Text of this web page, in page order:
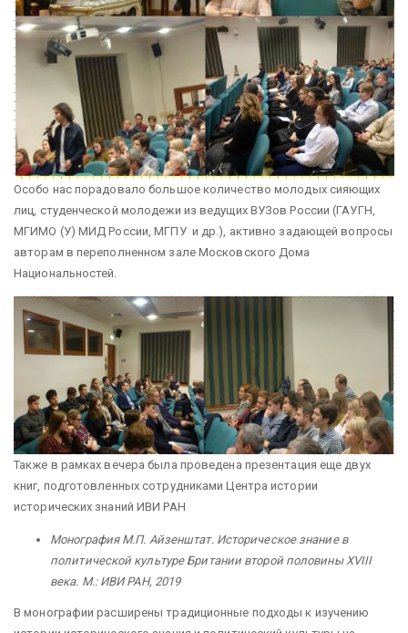
Особо нас порадовало большое количество молодых сияющих
лиц, студенческой молодежи из ведущих ВУЗов России (ГАУГН,
МГИМО (У) МИД России, МГПУ и др.), активно задающей вопросы
авторам в переполненном зале Московского Дома
Национальностей.
Также в рамках вечера была проведена презентация еще двух
книг, подготовленных сотрудниками Центра истории
исторических знаний ИВИ РАН
Монография М.П. Айзенштат. Историческое знание в
политической культуре Британии второй половины XVIII
века. М.: ИВИ РАН, 2019
В монографии расширены традиционные подходы к изучению